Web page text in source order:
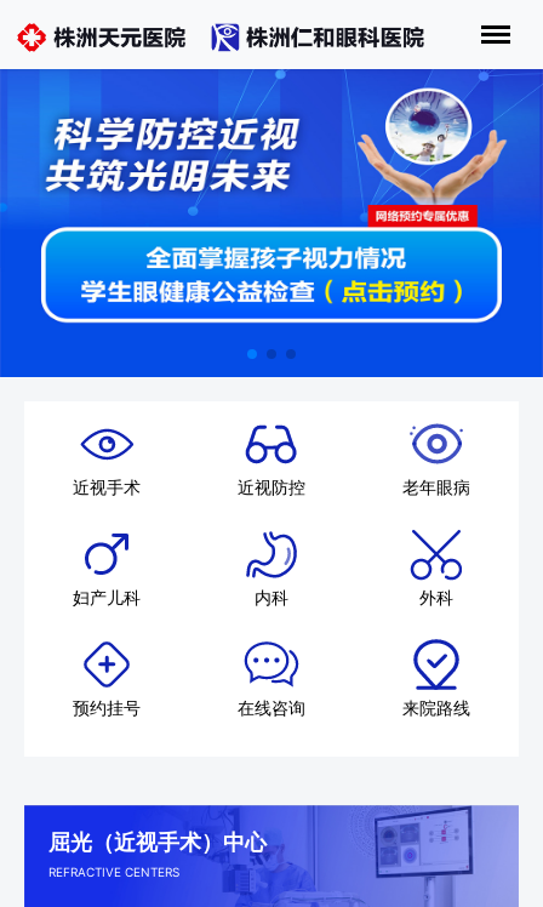
近视手术 近视防控 老年眼病
妇产儿科 内科 外科
预约挂号 在线咨询 来院路线
屈光（近视手术）中心
REFRACTIVE CENTERS